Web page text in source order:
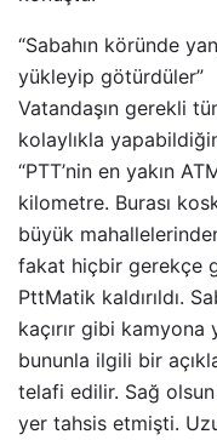
“Sabahın köründe
yükleyip götürdüler”
Vatandaşın gerekli
kolaylıkla
“PTT’nin en yakın
kilometre. Burası
büyük
fakat hiçbir gerekçe
PttMatik kaldırıldı.
kaçırır gibi
bununla ilgili bir
telafi edilir. Sağ
yer tahsis etmişti.